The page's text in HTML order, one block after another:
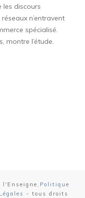
les discours
n’entravent
spécialisé.
montre l’étude.
l'Enseigne , Politique
- tous droits